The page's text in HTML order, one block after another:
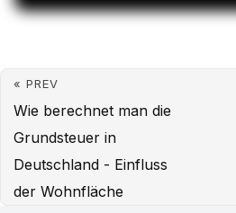
« PREV
Wie berechnet man die
Grundsteuer in
Deutschland - Einfluss
der Wohnfläche